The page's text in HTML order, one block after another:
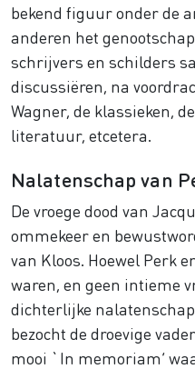
bekend figuur onder de
anderen het
schrijvers en schilders
discussiëren, na
Wagner, de klassieken,
literatuur, etcetera.
Nalatenschap van
De vroege dood van
ommekeer en
van Kloos. Hoewel Perk
waren, en geen intieme
dichterlijke
bezocht de droevige
mooi `In memoriam’